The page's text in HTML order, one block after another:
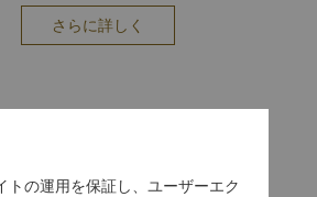
さらに詳しく
の運用を保証し、ユーザーエク